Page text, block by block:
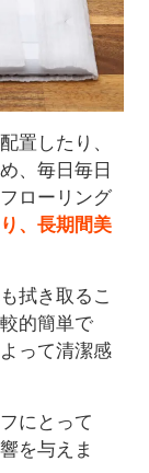
置したり、
、毎日毎日
ローリング
、長期間美
拭き取るこ
的簡単で
って清潔感
にとって
を与えま